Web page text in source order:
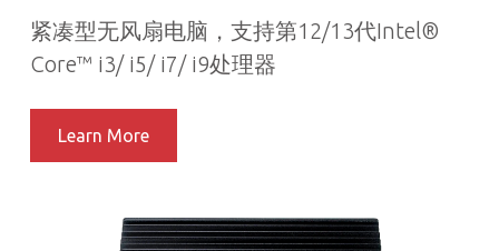
紧凑型无风扇电脑，支持第12/13代Intel®
Core™ i3/ i5/ i7/ i9处理器
Learn More